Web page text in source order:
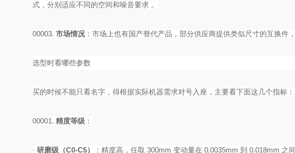
式，分别适应不同的空间和噪音要求 。
00003.市场情况 ：市场上也有国产替代产品，部分供应商提供类似尺寸的互换件
选型时看哪些参数
买的时候不能只看名字，得根据实际机器需求对号入座，主要看下面这几个指标：
00001.精度等级 ‌：
· 研磨级（C0-C5） ：精度高，任取 300mm 变动量在 0.0035mm 到 0.018mm 之